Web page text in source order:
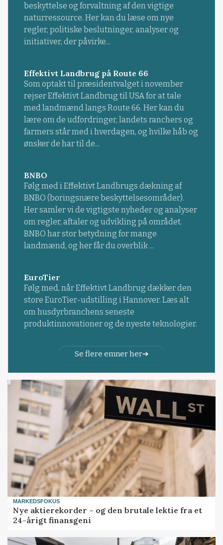
beskyttelse og forvaltning af den vigtige
naturressource. Her kan du læse om nye
regler, politiske beslutninger, analyser og
initiativer, der påvirke...
Effektivt Landbrug på Route 66
Som optakt til præsidentvalget i november
rejser Effektivt Landbrug til USA for at tale
med landmænd langs Route 66. Her kan du
lære om de udfordringer, landets ranchers og
farmers står med i hverdagen, og hvilke håb og
ønsker de har til de...
BNBO
Følg med i Effektivt Landbrugs dækning af
BNBO (boringsnære beskyttelsesområder).
Her samler vi de vigtigste nyheder og analyser
om regler, aftaler og udvikling på området.
BNBO har stor betydning for mange
landmænd, og her får du overblik ...
EuroTier
Følg med, når Effektivt Landbrug dækker den
store EuroTier-udstilling i Hannover. Læs alt
om husdyrbranchens seneste
produktinnovationer og de nyeste teknologier.
Se flere emner her
MARKEDSFOKUS
Nye aktierekorder – og den brutale lektie fra et
24-årigt finansgeni